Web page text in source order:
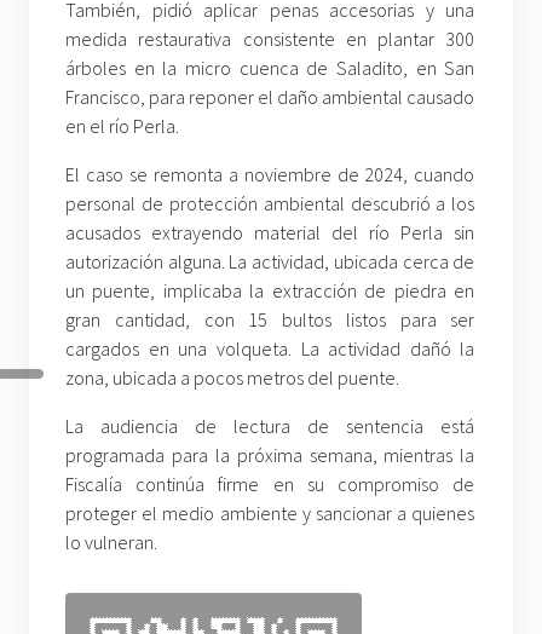
También, pidió aplicar penas accesorias y una
medida restaurativa consistente en plantar 300
árboles en la micro cuenca de Saladito, en San
Francisco, para reponer el daño ambiental causado
en el río Perla.
El caso se remonta a noviembre de 2024, cuando
personal de protección ambiental descubrió a los
acusados extrayendo material del río Perla sin
autorización alguna. La actividad, ubicada cerca de
un puente, implicaba la extracción de piedra en
gran cantidad, con 15 bultos listos para ser
cargados en una volqueta. La actividad dañó la
zona, ubicada a pocos metros del puente.
La audiencia de lectura de sentencia está
programada para la próxima semana, mientras la
Fiscalía continúa firme en su compromiso de
proteger el medio ambiente y sancionar a quienes
lo vulneran.